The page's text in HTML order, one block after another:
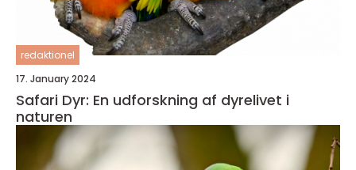
redaktionel
17. January 2024
Safari Dyr: En udforskning af dyrelivet i
naturen